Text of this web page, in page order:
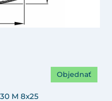
M 8x25
Objednať